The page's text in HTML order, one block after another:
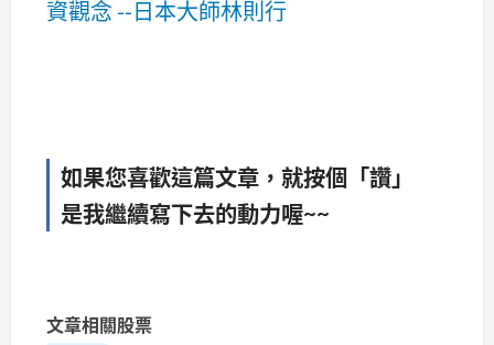
資觀念 --日本大師林則行
如果您喜歡這篇文章，就按個「讚」
是我繼續寫下去的動力喔~~
文章相關股票